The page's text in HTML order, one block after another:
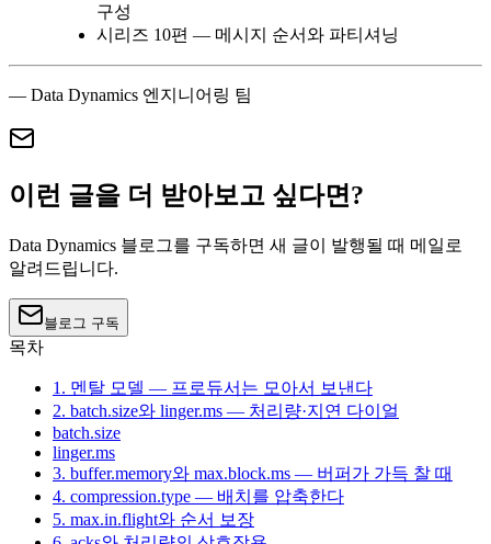
구성
시리즈 10편 — 메시지 순서와 파티셔닝
— Data Dynamics 엔지니어링 팀
이런 글을 더 받아보고 싶다면?
Data Dynamics 블로그를 구독하면 새 글이 발행될 때 메일로
알려드립니다.
블로그 구독
목차
1. 멘탈 모델 — 프로듀서는 모아서 보낸다
2. batch.size와 linger.ms — 처리량·지연 다이얼
batch.size
linger.ms
3. buffer.memory와 max.block.ms — 버퍼가 가득 찰 때
4. compression.type — 배치를 압축한다
5. max.in.flight와 순서 보장